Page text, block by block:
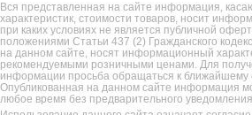
Вся представленная на сайте информация,
характеристик, стоимости товаров, носит
при каких условиях не является публичной
положениями Статьи 437 (2) Гражданского
на данном сайте, носят информационный
рекомендуемыми розничными ценами. Для
информации просьба обращаться к ближайшему
Опубликованная на данном сайте информация
любое время без предварительного